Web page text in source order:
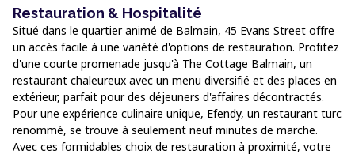
Restauration & Hospitalité
Situé dans le quartier animé de Balmain, 45 Evans Street offre
un accès facile à une variété d'options de restauration. Profitez
d'une courte promenade jusqu'à The Cottage Balmain, un
restaurant chaleureux avec un menu diversifié et des places en
extérieur, parfait pour des déjeuners d'affaires décontractés.
Pour une expérience culinaire unique, Efendy, un restaurant turc
renommé, se trouve à seulement neuf minutes de marche.
Avec ces formidables choix de restauration à proximité, votre